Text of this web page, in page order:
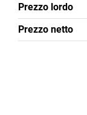
Prezzo lordo
Prezzo netto